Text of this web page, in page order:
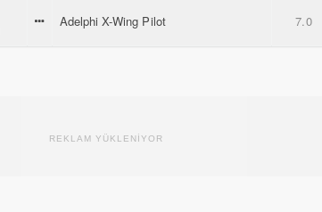
Adelphi X-Wing Pilot 7.0
REKLAM YÜKLENİYOR